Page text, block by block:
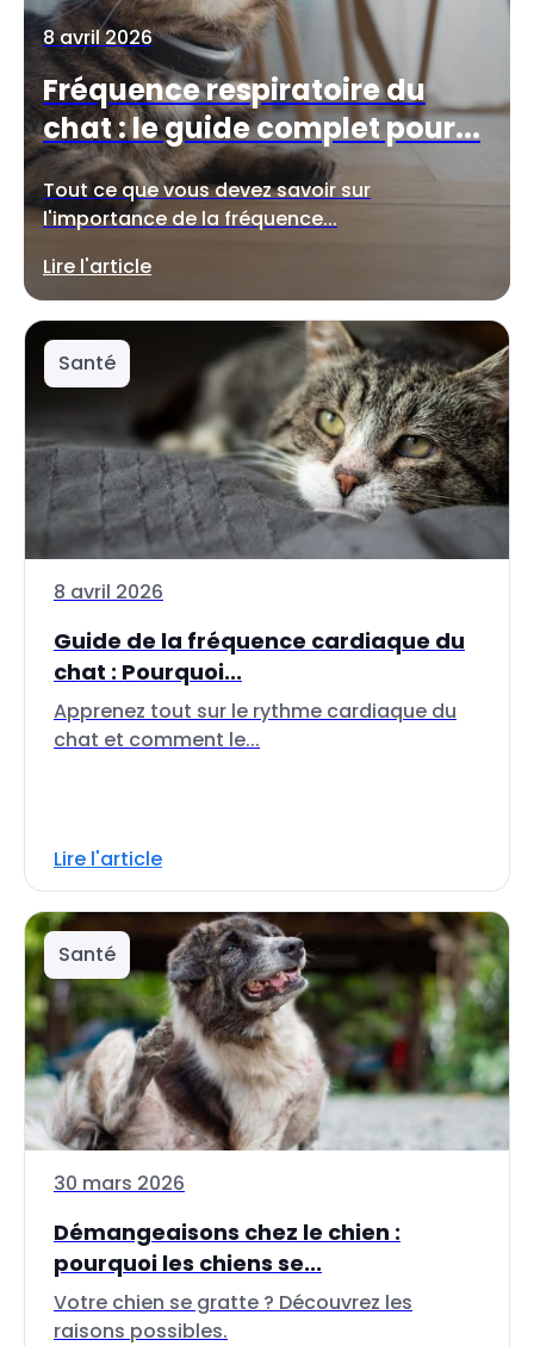
8 avril 2026
Fréquence respiratoire du
chat : le guide complet pour...
Tout ce que vous devez savoir sur
l'importance de la fréquence...
Lire l'article
Santé
8 avril 2026
Guide de la fréquence cardiaque du
chat : Pourquoi...
Apprenez tout sur le rythme cardiaque du
chat et comment le...
Lire l'article
Santé
30 mars 2026
Démangeaisons chez le chien :
pourquoi les chiens se...
Votre chien se gratte ? Découvrez les
raisons possibles.